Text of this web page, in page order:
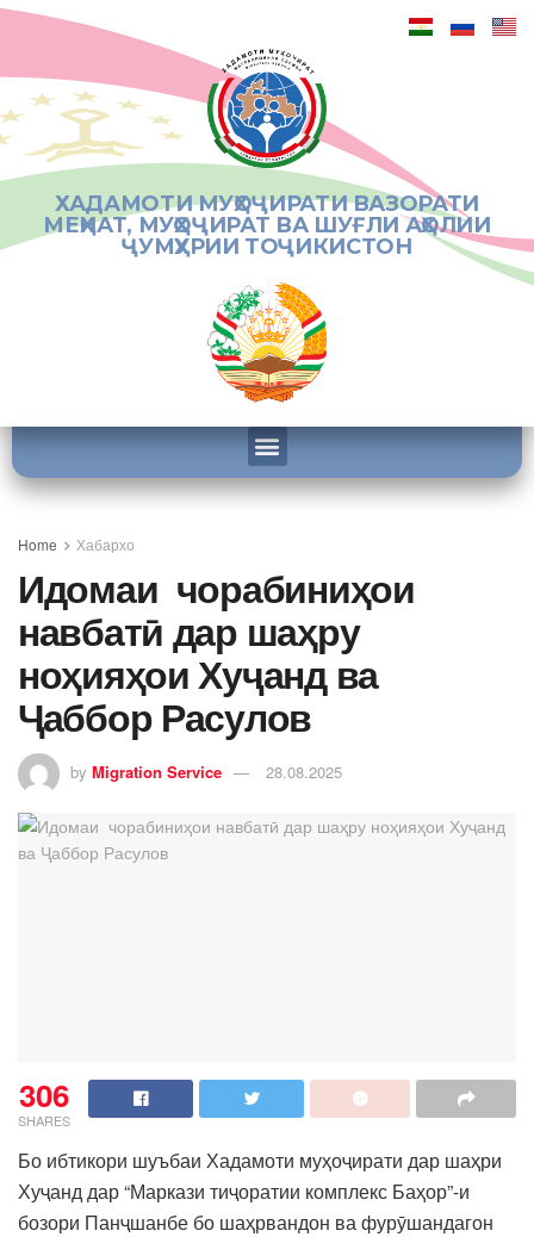
ХАДАМОТИ МУҲОҶИРАТИ ВАЗОРАТИ
МЕҲНАТ, МУҲОҶИРАТ ВА ШУҒЛИ АҲОЛИИ
ҶУМҲУРИИ ТОҶИКИСТОН
Home Хабархо
Идомаи чорабиниҳои
навбатӣ дар шаҳру
ноҳияҳои Хуҷанд ва
Ҷаббор Расулов
by Migration Service 28.08.2025
306
SHARES
Бо ибтикори шуъбаи Хадамоти муҳоҷирати дар шаҳри
Хуҷанд дар “Маркази тиҷоратии комплекс Баҳор”-и
бозори Панҷшанбе бо шаҳрвандон ва фурӯшандагон